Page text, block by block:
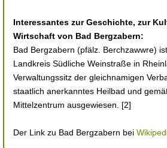
Interessantes zur Geschichte, zur
Wirtschaft von Bad Bergzabern:
Bad Bergzabern (pfälz. Berchzawwre)
Landkreis Südliche Weinstraße in
Verwaltungssitz der gleichnamigen
staatlich anerkanntes Heilbad und
Mittelzentrum ausgewiesen. [2]
Der Link zu Bad Bergzabern bei